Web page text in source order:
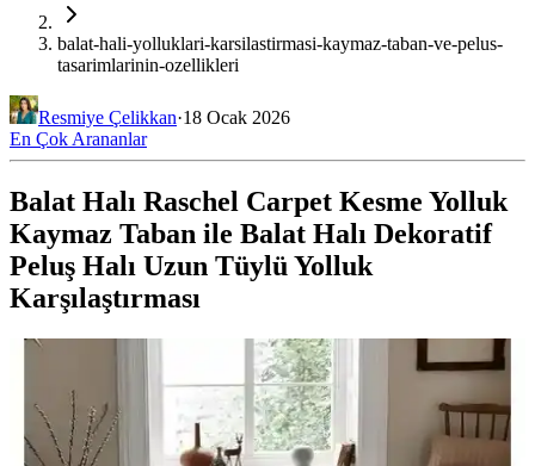
balat-hali-yolluklari-karsilastirmasi-kaymaz-taban-ve-pelus-
tasarimlarinin-ozellikleri
Resmiye Çelikkan·18 Ocak 2026
En Çok Arananlar
Balat Halı Raschel Carpet Kesme Yolluk
Kaymaz Taban ile Balat Halı Dekoratif
Peluş Halı Uzun Tüylü Yolluk
Karşılaştırması